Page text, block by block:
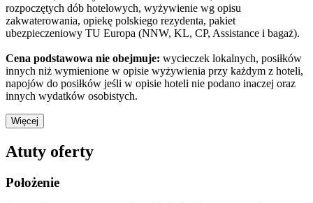
rozpoczętych dób hotelowych, wyżywienie wg opisu
zakwaterowania, opiekę polskiego rezydenta, pakiet
ubezpieczeniowy TU Europa (NNW, KL, CP, Assistance i bagaż).
Cena podstawowa nie obejmuje: wycieczek lokalnych, posiłków
innych niż wymienione w opisie wyżywienia przy każdym z hoteli,
napojów do posiłków jeśli w opisie hoteli nie podano inaczej oraz
innych wydatków osobistych.
Więcej
Atuty oferty
Położenie